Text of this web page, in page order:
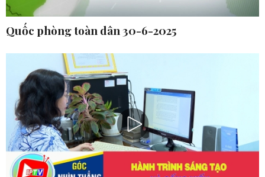
Quốc phòng toàn dân 30-6-2025